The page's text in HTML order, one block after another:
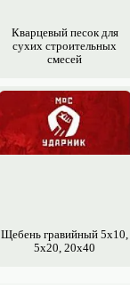
Кварцевый песок для
сухих строительных
смесей
Щебень гравийный 5х10,
5x20, 20х40